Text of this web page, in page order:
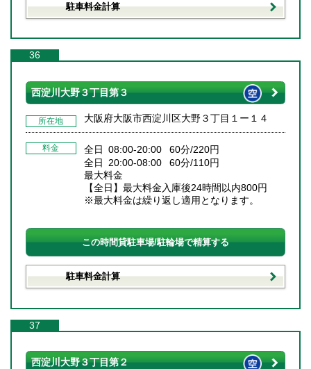
駐車料金計算
36
西淀川大野３丁目第３
所在地 大阪府大阪市西淀川区大野３丁目１ー１４
料金
全日 08:00-20:00 60分/220円
全日 20:00-08:00 60分/110円
最大料金
【全日】最大料金入庫後24時間以内800円
※最大料金は繰り返し適用となります。
この時間貸駐車場/駐輪場で精算する
駐車料金計算
37
西淀川大野３丁目第２